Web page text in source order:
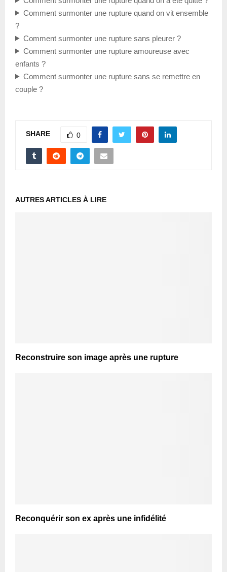
Comment surmonter une rupture quand on vit ensemble
?
Comment surmonter une rupture sans pleurer ?
Comment surmonter une rupture amoureuse avec
enfants ?
Comment surmonter une rupture sans se remettre en
couple ?
SHARE 0
AUTRES ARTICLES À LIRE
Reconstruire son image après une rupture
Reconquérir son ex après une infidélité